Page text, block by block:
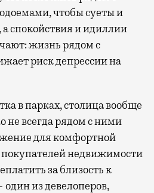
чтобы суеты и
спокойствия и идиллии
жизнь рядом с
риск депрессии на
в парках, столица вообще
не всегда рядом с ними
для комфортной
недвижимости
за близость к
один из девелоперов,